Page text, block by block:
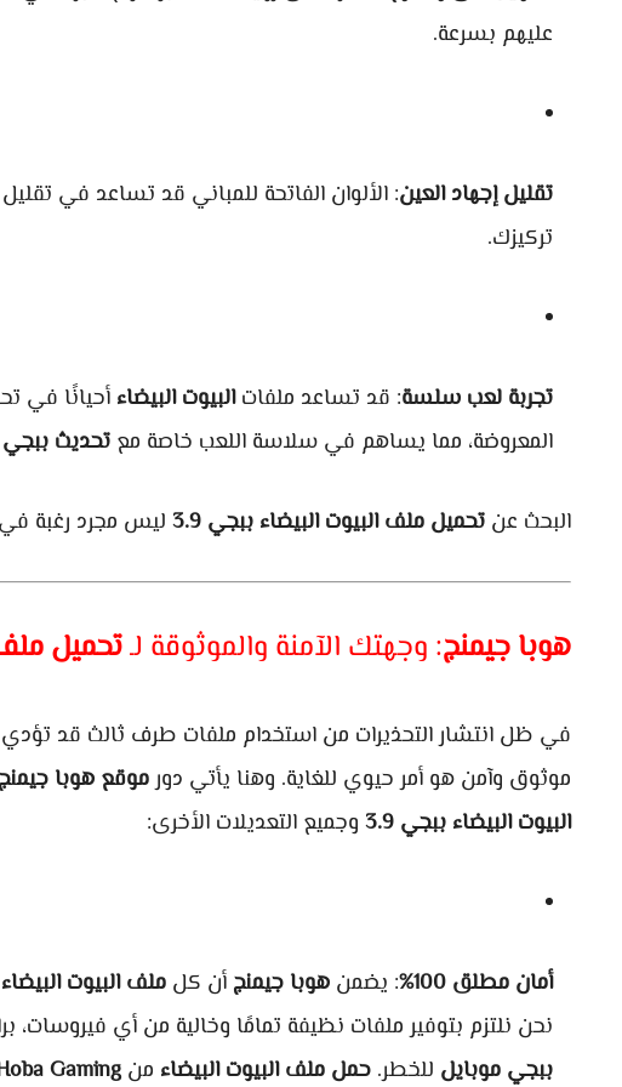
عليهم بسرعة.
تقليل إجهاد العين: الألوان الفاتحة للمباني قد تساعد في
تركيزك.
تجربة لعب سلسة: قد تساعد ملفاتالبيوت البيضاء أحيانًا في
المعروضة، مما يساهم في سلاسة اللعب خاصة مع تحديث ببجي 3.9
البحث عن تحميل ملف البيوت البيضاء ببجي 3.9 ليس مجرد رغبة
هوبا جيمنج: وجهتك الآمنة والموثوقة لـتحميل ملف
في ظل انتشار التحذيرات من استخدام ملفات طرف ثالث قد
موثوق وآمن هو أمر حيوي للغاية. وهنا يأتي دورموقع هوبا جيمنج
البيوت البيضاء ببجي 3.9
وجميع التعديلات الأخرى:
أمان مطلق 100% : يضمن هوبا جيمنج أن كل ملف البيوت البيضاء
نحن نلتزم بتوفير ملفات نظيفة تمامًا وخالية من أي
ببجي موبايل للخطر. حمل ملف البيوت البيضاء منGaming